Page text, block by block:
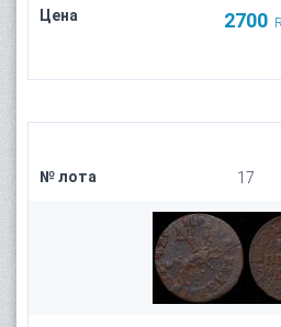
Цена 2700
№ лота 17